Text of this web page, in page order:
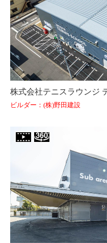
株式会社テニスラウンジ
ビルダー：(株)野田建設